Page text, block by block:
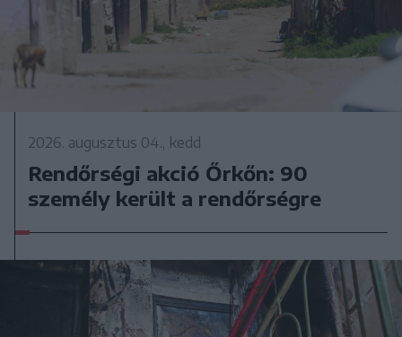
2026. augusztus 04., kedd
Rendőrségi akció Őrkőn: 90
személy került a rendőrségre